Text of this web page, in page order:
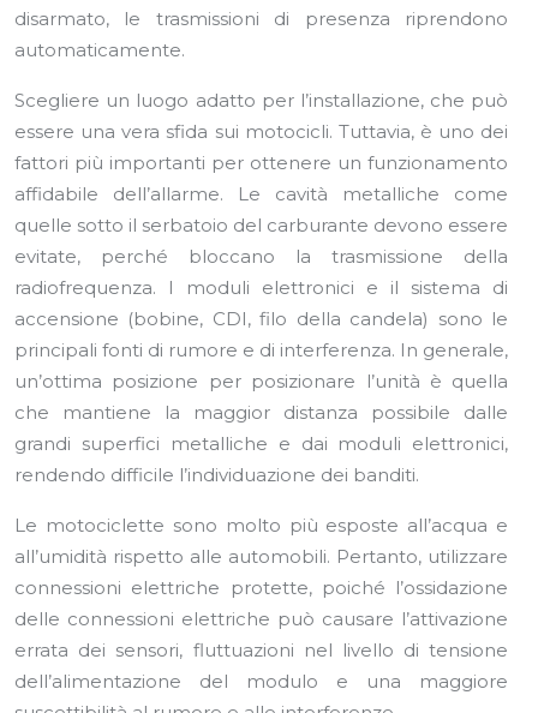
disarmato, le trasmissioni di presenza riprendono
automaticamente.
Scegliere un luogo adatto per l’installazione, che può
essere una vera sfida sui motocicli. Tuttavia, è uno dei
fattori più importanti per ottenere un funzionamento
affidabile dell’allarme. Le cavità metalliche come
quelle sotto il serbatoio del carburante devono essere
evitate, perché bloccano la trasmissione della
radiofrequenza. I moduli elettronici e il sistema di
accensione (bobine, CDI, filo della candela) sono le
principali fonti di rumore e di interferenza. In generale,
un’ottima posizione per posizionare l’unità è quella
che mantiene la maggior distanza possibile dalle
grandi superfici metalliche e dai moduli elettronici,
rendendo difficile l’individuazione dei banditi.
Le motociclette sono molto più esposte all’acqua e
all’umidità rispetto alle automobili. Pertanto, utilizzare
connessioni elettriche protette, poiché l’ossidazione
delle connessioni elettriche può causare l’attivazione
errata dei sensori, fluttuazioni nel livello di tensione
dell’alimentazione del modulo e una maggiore